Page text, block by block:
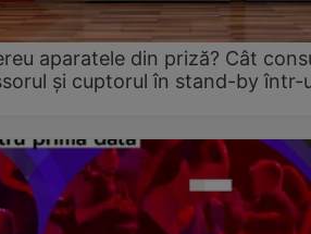
aparatele din priză? Cât
și cuptorul în stand-by într-